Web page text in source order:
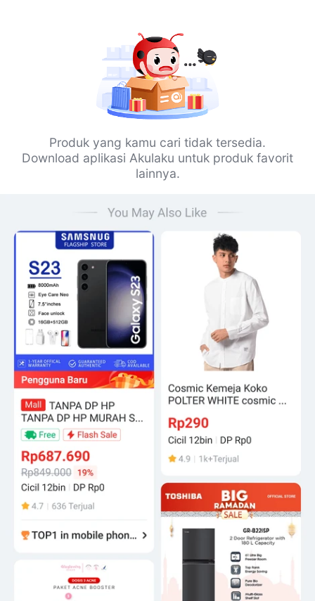
Produk yang kamu cari tidak tersedia.
Download aplikasi Akulaku untuk produk favorit
lainnya.